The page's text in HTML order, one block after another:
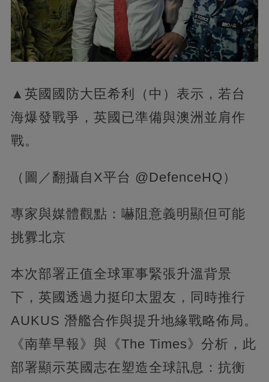
▲英國國防大臣希利（中）表示，若台
海爆發戰爭，英國已準備與澳洲並肩作
戰。
（圖／翻攝自X平台 @DefenceHQ）
專家與媒體觀點：嚇阻意義明顯但可能
挑釁北京
本次部署正值全球軍事緊張升溫背景
下，英國透過力挺印太盟友，同時推行
AUKUS 潛艦合作與提升地緣戰略佈局。
《南華早報》與《The Times》分析，此
部署顯示英國志在塑造全球訊息：抗衡